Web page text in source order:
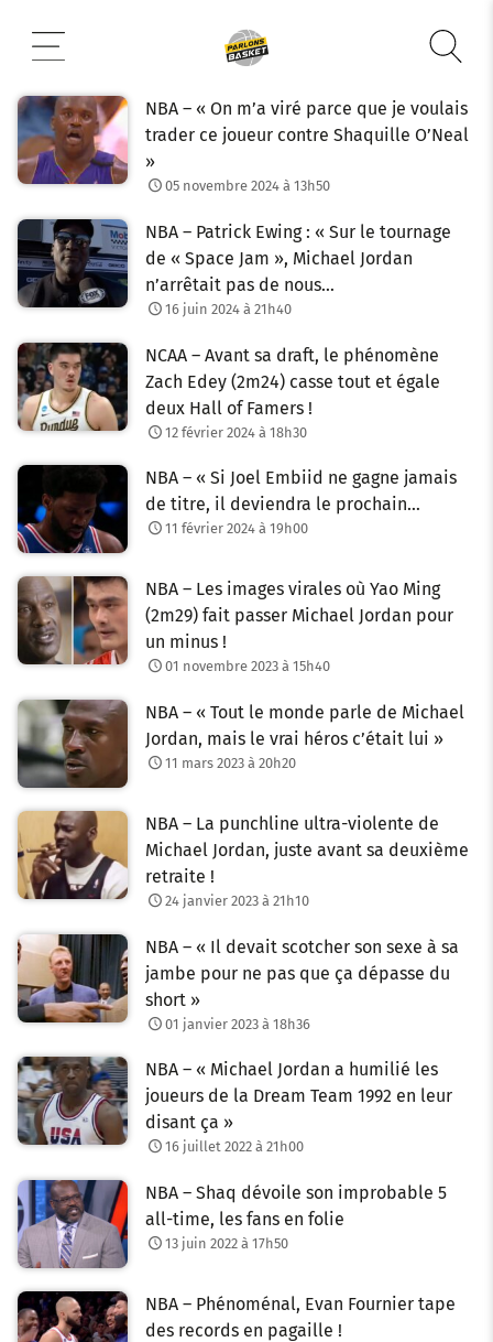
contenu
NBA – « On m’a viré parce que je voulais
trader ce joueur contre Shaquille O’Neal
»
05 novembre 2024 à 13h50
NBA – Patrick Ewing : « Sur le tournage
de « Space Jam », Michael Jordan
n’arrêtait pas de nous…
16 juin 2024 à 21h40
NCAA – Avant sa draft, le phénomène
Zach Edey (2m24) casse tout et égale
deux Hall of Famers !
12 février 2024 à 18h30
NBA – « Si Joel Embiid ne gagne jamais
de titre, il deviendra le prochain…
11 février 2024 à 19h00
NBA – Les images virales où Yao Ming
(2m29) fait passer Michael Jordan pour
un minus !
01 novembre 2023 à 15h40
NBA – « Tout le monde parle de Michael
Jordan, mais le vrai héros c’était lui »
11 mars 2023 à 20h20
NBA – La punchline ultra-violente de
Michael Jordan, juste avant sa deuxième
retraite !
24 janvier 2023 à 21h10
NBA – « Il devait scotcher son sexe à sa
jambe pour ne pas que ça dépasse du
short »
01 janvier 2023 à 18h36
NBA – « Michael Jordan a humilié les
joueurs de la Dream Team 1992 en leur
disant ça »
16 juillet 2022 à 21h00
NBA – Shaq dévoile son improbable 5
all-time, les fans en folie
13 juin 2022 à 17h50
NBA – Phénoménal, Evan Fournier tape
des records en pagaille !